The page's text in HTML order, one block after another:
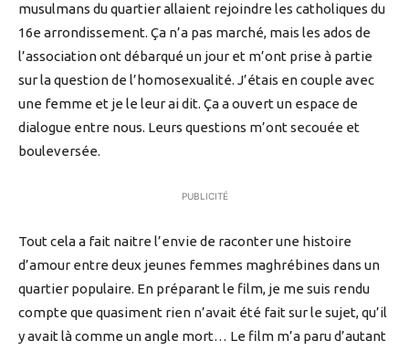
musulmans du quartier allaient rejoindre les catholiques du
16e arrondissement. Ça n’a pas marché, mais les ados de
l’association ont débarqué un jour et m’ont prise à partie
sur la question de l’homosexualité. J’étais en couple avec
une femme et je le leur ai dit. Ça a ouvert un espace de
dialogue entre nous. Leurs questions m’ont secouée et
bouleversée.
PUBLICITÉ
Tout cela a fait naitre l’envie de raconter une histoire
d’amour entre deux jeunes femmes maghrébines dans un
quartier populaire. En préparant le film, je me suis rendu
compte que quasiment rien n’avait été fait sur le sujet, qu’il
y avait là comme un angle mort… Le film m’a paru d’autant